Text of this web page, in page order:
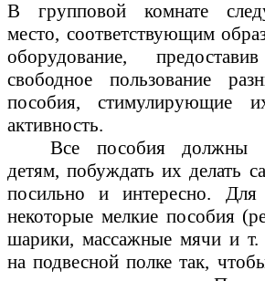
В групповой комнате
место, соответствующим
оборудование,
свободное пользование
пособия, стимулирующие
активность.
Все пособия должны
детям, побуждать их делать
посильно и интересно. Для
некоторые мелкие пособия
шарики, массажные мячи и т.
на подвесной полке так,